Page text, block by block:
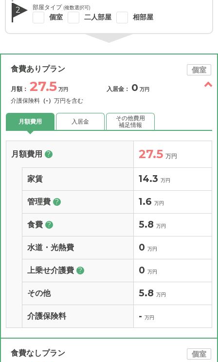
2 部屋タイプ (複数選択可)
個室 二人部屋 相部屋
食費ありプラン 個室
月額： 27.5 万円
介護保険料 （-） 万円を含む
入居金： 0 万円
月額費用 入居金
その他費用
補足情報
月額費用 ? 27.5 万円
家賃 14.3 万円
管理費 ? 1.6 万円
食費 ? 5.8 万円
水道・光熱費 0 万円
上乗せ介護費 ? 0 万円
その他 5.8 万円
介護保険料 - 万円
食費なしプラン 個室